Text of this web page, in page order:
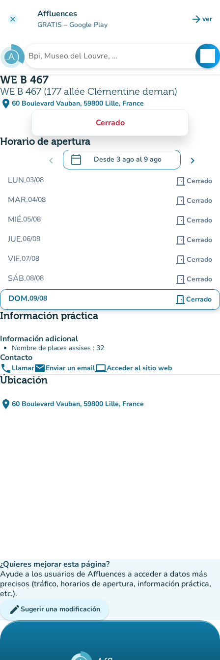
clear Affluences
GRATIS – Google Play arrow_forward ver
Buscar un establecimiento
WE B 467
WE B 467 (177 allée Clémentine deman)
place 60 Boulevard Vauban, 59800 Lille, France
(abrir en Google Maps)
(nueva pestaña)
Cerrado
Horario de apertura
chevron_left calendar_today Desde 3 ago al9 ago
.Abra el calendario para cambiar las
chevron_right
LUN.03/08 door_front Cerrado
MAR.04/08 door_front Cerrado
MIÉ.05/08 door_front Cerrado
JUE.06/08 door_front Cerrado
VIE.07/08 door_front Cerrado
SÁB.08/08 door_front Cerrado
DOM.09/08 door_front Cerrado
Información práctica
Información adicional
Nombre de places assises : 32
Contacto
phone LlamaremailEnviar un emailcomputerAcceder al sitio web
(nueva pestaña)
Úbicación
place 60 Boulevard Vauban, 59800 Lille, France
(abrir en Google Maps)
(nueva pestaña)
¿Quieres mejorar esta página?
Ayude a los usuarios de Affluences a acceder a datos más
precisos (tráfico, horarios de apertura, información práctica,
etc.).
editSugerir una modificación